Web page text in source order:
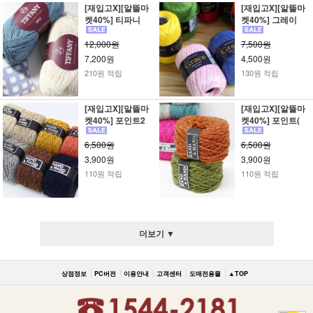
[재입고X][알뜰마
켓40%] 티파니
12,000원
7,200원
210원 적립
[재입고X][알뜰마
켓40%] 그레이
7,500원
4,500원
130원 적립
[재입고X][알뜰마
켓40%] 포인트2
6,500원
3,900원
110원 적립
[재입고X][알뜰마
켓40%] 포인트(
6,500원
3,900원
110원 적립
더보기 ▼
상점정보 PC버전 이용안내 고객센터 도매전용몰 ▲TOP